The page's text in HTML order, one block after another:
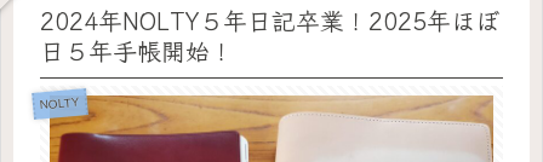
2024年NOLTY５年日記卒業！2025年ほぼ
日５年手帳開始！
NOLTY